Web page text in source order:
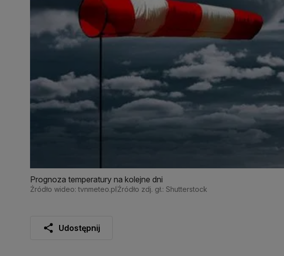
Prognoza temperatury na kolejne dni
Źródło wideo: tvnmeteo.plŹródło zdj. gł.: Shutterstock
Udostępnij